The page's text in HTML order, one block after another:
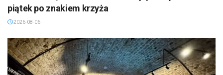
piątek po znakiem krzyża
2026-08-06